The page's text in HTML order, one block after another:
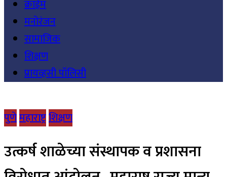
क्राईम
मनोरंजन
सामाजिक
शिक्षण
प्रायव्हसी पॉलिसी
पुणेमहाराष्ट्रशिक्षण
उत्कर्ष शाळेच्या संस्थापक व प्रशासना